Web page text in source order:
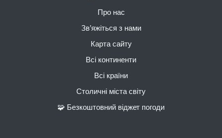
Про нас
Зв’яжіться з нами
Карта сайту
Всі континенти
Всі країни
Столичні міста світу
🧩 Безкоштовний віджет погоди